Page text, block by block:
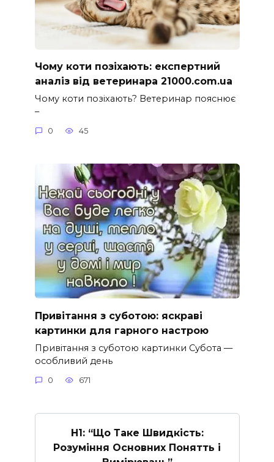
Чому коти позіхають: експертний
аналіз від ветеринара 21000.com.ua
Чому коти позіхають? Ветеринар пояснює
–
0 45
Привітання з суботою: яскраві
картинки для гарного настрою
Привітання з суботою картинки Субота —
особливий день
0 671
H1: “Що Таке Швидкість:
Розуміння Основних Понятть і